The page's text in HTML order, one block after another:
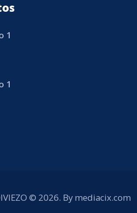
1
1
© 2026. By mediacix.com